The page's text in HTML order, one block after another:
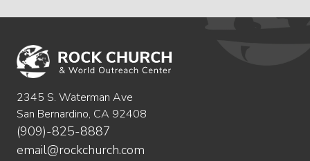
2345 S. Waterman Ave
San Bernardino, CA 92408
(909)-825-8887
email@rockchurch.com